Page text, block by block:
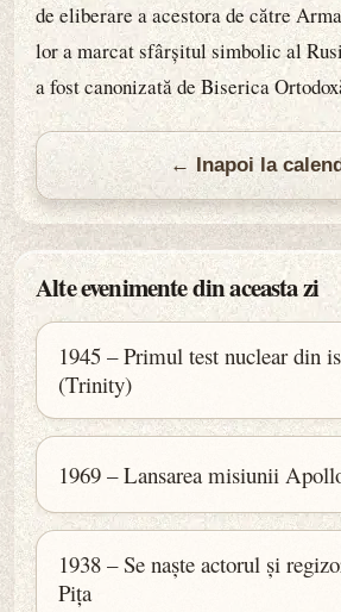
de eliberare a acestora de către
lor a marcat sfârșitul simbolic al
a fost canonizată de Biserica
← Inapoi la
Alte evenimente din aceasta zi
1945 – Primul test nuclear din
(Trinity)
1969 – Lansarea misiunii
1938 – Se naște actorul și
Pița